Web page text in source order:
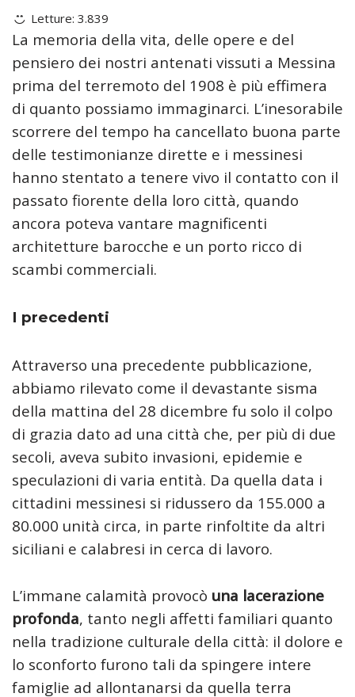
Letture: 3.839
La memoria della vita, delle opere e del
pensiero dei nostri antenati vissuti a Messina
prima del terremoto del 1908 è più effimera
di quanto possiamo immaginarci. L’inesorabile
scorrere del tempo ha cancellato buona parte
delle testimonianze dirette e i messinesi
hanno stentato a tenere vivo il contatto con il
passato fiorente della loro città, quando
ancora poteva vantare magnificenti
architetture barocche e un porto ricco di
scambi commerciali.
I precedenti
Attraverso una precedente pubblicazione,
abbiamo rilevato come il devastante sisma
della mattina del 28 dicembre fu solo il colpo
di grazia dato ad una città che, per più di due
secoli, aveva subito invasioni, epidemie e
speculazioni di varia entità. Da quella data i
cittadini messinesi si ridussero da 155.000 a
80.000 unità circa, in parte rinfoltite da altri
siciliani e calabresi in cerca di lavoro.
L’immane calamità provocò una lacerazione
profonda, tanto negli affetti familiari quanto
nella tradizione culturale della città: il dolore e
lo sconforto furono tali da spingere intere
famiglie ad allontanarsi da quella terra